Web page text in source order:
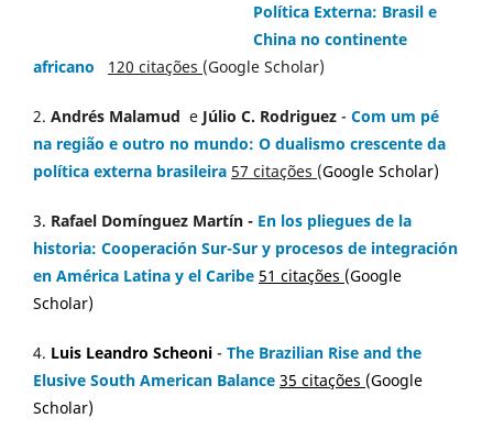
Política Externa: Brasil e
China no continente
africano 120 citações (Google Scholar)
2. Andrés Malamud e Júlio C. Rodriguez - Com um pé
na região e outro no mundo: O dualismo crescente da
política externa brasileira 57 citações (Google Scholar)
3. Rafael Domínguez Martín - En los pliegues de la
historia: Cooperación Sur-Sur y procesos de integración
en América Latina y el Caribe 51 citações (Google
Scholar)
4. Luis Leandro Scheoni - The Brazilian Rise and the
Elusive South American Balance 35 citações (Google
Scholar)